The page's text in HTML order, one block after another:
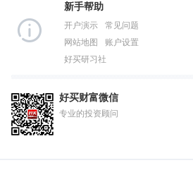
新手帮助
开户演示
常见问题
网站地图
账户设置
好买研习社
好买财富微信
专业的投资顾问